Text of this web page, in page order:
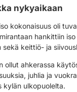
nykyaikaan
kokonaisuus oli
hankittiin
sekä keittiö- ja
ollut ahkerassa
juhlia ja
kylän ulkopuolelta.